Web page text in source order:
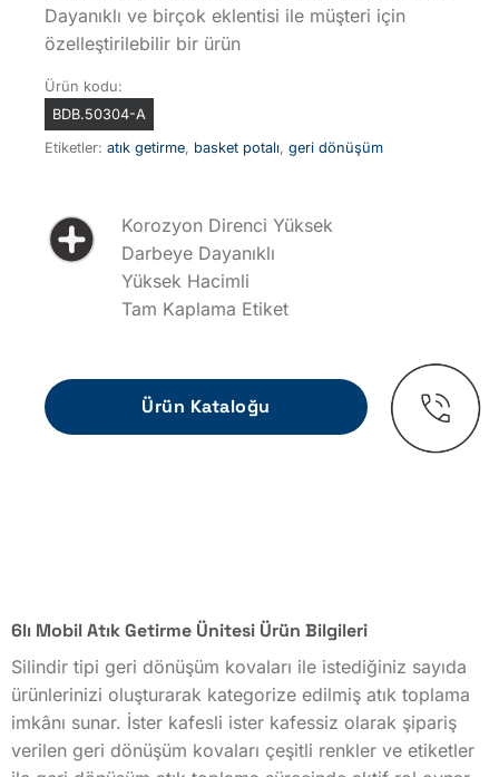
Dayanıklı ve birçok eklentisi ile müşteri için
özelleştirilebilir bir ürün
Ürün kodu:
BDB.50304-A
Etiketler: atık getirme, basket potalı, geri dönüşüm
Korozyon Direnci Yüksek
Darbeye Dayanıklı
Yüksek Hacimli
Tam Kaplama Etiket
Ürün Kataloğu
6lı Mobil Atık Getirme Ünitesi Ürün Bilgileri
Silindir tipi geri dönüşüm kovaları ile istediğiniz sayıda
ürünlerinizi oluşturarak kategorize edilmiş atık toplama
imkânı sunar. İster kafesli ister kafessiz olarak şipariş
verilen geri dönüşüm kovaları çeşitli renkler ve etiketler